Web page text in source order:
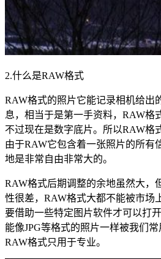
2.什么是RAW格式
RAW格式的照片它能记录相机给出
息，相当于是第一手资料，RAW格
不过现在是数字底片。所以RAW格
由于RAW它包含着一张照片的所有
地是非常自由非常大的。
RAW格式后期调整的余地虽然大，
性很差，RAW格式大都不能被市场
要借助一些特定图片软件才可以打
能像JPG等格式的照片一样被我们常
RAW格式只用于专业。